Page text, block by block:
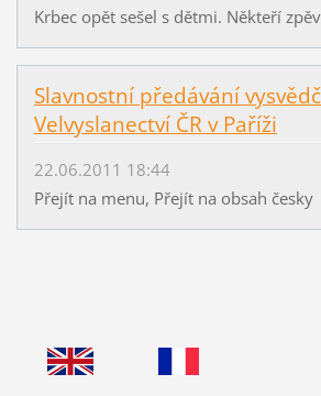
Krbec opět sešel s dětmi. Někteří
Slavnostní předávání
Velvyslanectví ČR v Paříži
22.06.2011 18:44
Přejít na menu, Přejít na obsah česky